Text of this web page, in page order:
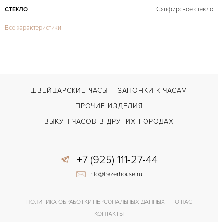
СТЕКЛО Сапфировое стекло
ФУНКЦИИ
Вечный календарь, Дата, Индикатор дней недели, Индикатор месяца,
Застежка с помощью шипа
Все характеристики
ШВЕЙЦАРСКИЕ ЧАСЫ
ЗАПОНКИ К ЧАСАМ
ПРОЧИЕ ИЗДЕЛИЯ
ВЫКУП ЧАСОВ В ДРУГИХ ГОРОДАХ
+7 (925) 111-27-44
info@frezerhouse.ru
ПОЛИТИКА ОБРАБОТКИ ПЕРСОНАЛЬНЫХ ДАННЫХ
О НАС
КОНТАКТЫ